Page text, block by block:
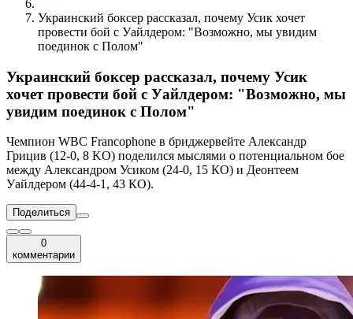
Украинский боксер рассказал, почему Усик хочет
провести бой с Уайлдером: "Возможно, мы увидим
поединок с Полом"
Украинский боксер рассказал, почему Усик
хочет провести бой с Уайлдером: "Возможно, мы
увидим поединок с Полом"
Чемпион WBC Francophone в бриджервейте Александр
Грицив (12-0, 8 KO) поделился мыслями о потенциальном бое
между Александром Усиком (24-0, 15 КО) и Деонтеем
Уайлдером (44-4-1, 43 КО).
Поделиться
0
комментарии